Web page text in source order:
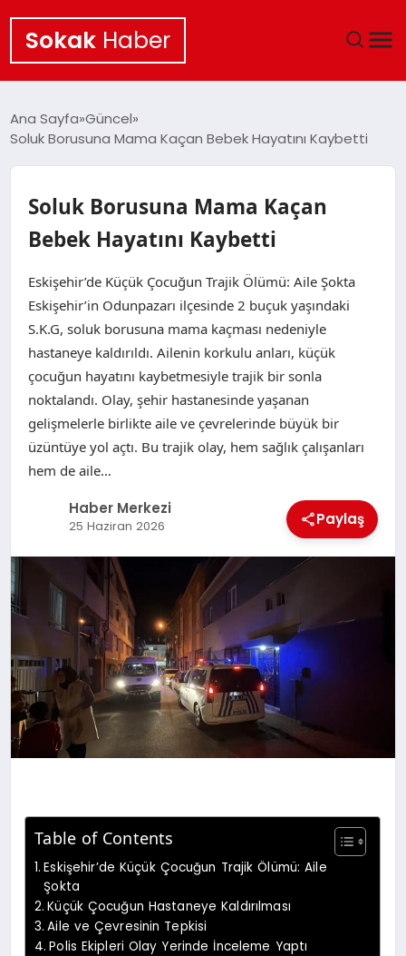
Sokak Haber
POLITIKA
GÜNCEL
KÜLTÜR SANAT
SAĞLIK
TEKNOLOJI
Ana Sayfa Güncel
Soluk Borusuna Mama Kaçan Bebek Hayatını Kaybetti
Soluk Borusuna Mama Kaçan
Bebek Hayatını Kaybetti
Eskişehir’de Küçük Çocuğun Trajik Ölümü: Aile Şokta
Eskişehir’in Odunpazarı ilçesinde 2 buçuk yaşındaki
S.K.G, soluk borusuna mama kaçması nedeniyle
hastaneye kaldırıldı. Ailenin korkulu anları, küçük
çocuğun hayatını kaybetmesiyle trajik bir sonla
noktalandı. Olay, şehir hastanesinde yaşanan
gelişmelerle birlikte aile ve çevrelerinde büyük bir
üzüntüye yol açtı. Bu trajik olay, hem sağlık çalışanları
hem de aile…
Haber Merkezi
25 Haziran 2026 Paylaş
Table of Contents
Eskişehir’de Küçük Çocuğun Trajik Ölümü: Aile
Şokta
Küçük Çocuğun Hastaneye Kaldırılması
Aile ve Çevresinin Tepkisi
Polis Ekipleri Olay Yerinde İnceleme Yaptı